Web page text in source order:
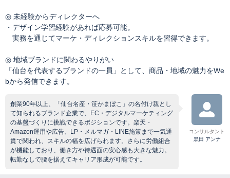
◎ 未経験からディレクターへ
・デザイン学習経験があれば応募可能。
実務を通じてマーケ・ディレクションスキルを習得できます。
◎ 地域ブランドに関わるやりがい
「仙台を代表するブランドの一員」として、商品・地域の魅力をWe
bから発信できます。
創業90年以上、「仙台名産・笹かまぼこ」の名付け親とし
て知られるブランド企業で、EC・デジタルマーケティング
の基盤づくりに挑戦できるポジションです。楽天・
Amazon運用や広告、LP・メルマガ・LINE施策まで一気通
貫で関われ、スキルの幅を広げられます。さらに労働組合
が機能しており、働き方や待遇面の安心感も大きな魅力。
転勤なしで腰を据えてキャリア形成が可能です。
コンサルタント
黒田 アンナ